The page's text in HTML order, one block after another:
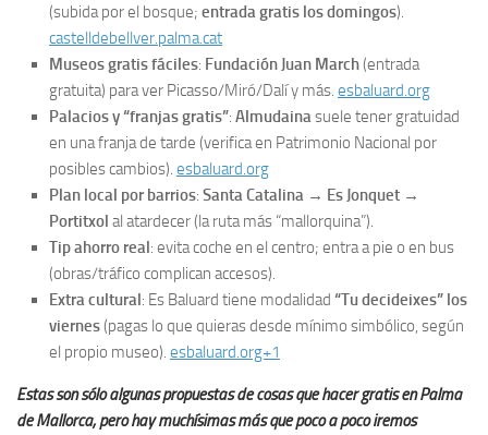
(subida por el bosque; entrada gratis los domingos).
castelldebellver.palma.cat
Museos gratis fáciles: Fundación Juan March(entrada
gratuita) para ver Picasso/Miró/Dalí y más. esbaluard.org
Palacios y “franjas gratis”: Almudaina suele tener gratuidad
en una franja de tarde (verifica en Patrimonio Nacional por
posibles cambios). esbaluard.org
Plan local por barrios: Santa Catalina → Es Jonquet →
Portitxol al atardecer (la ruta más “mallorquina”).
Tip ahorro real: evita coche en el centro; entra a pie o en bus
(obras/tráfico complican accesos).
Extra cultural: Es Baluard tiene modalidad “Tu decideixes” los
viernes(pagas lo que quieras desde mínimo simbólico, según
el propio museo). esbaluard.org+1
Estas son sólo algunas propuestas de cosas que hacer gratis en Palma
de Mallorca, pero hay muchísimas más que poco a poco iremos